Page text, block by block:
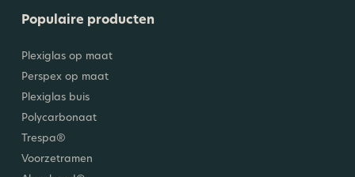
Populaire producten
Plexiglas op maat
Perspex op maat
Plexiglas buis
Polycarbonaat
Trespa®
Voorzetramen